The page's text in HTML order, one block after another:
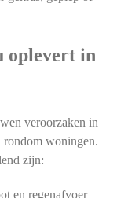
oplevert in
veroorzaken in
rondom woningen.
zijn:
en regenafvoer